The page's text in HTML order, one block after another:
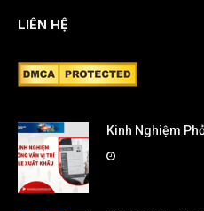
LIÊN HỆ
Kinh Nghiệm